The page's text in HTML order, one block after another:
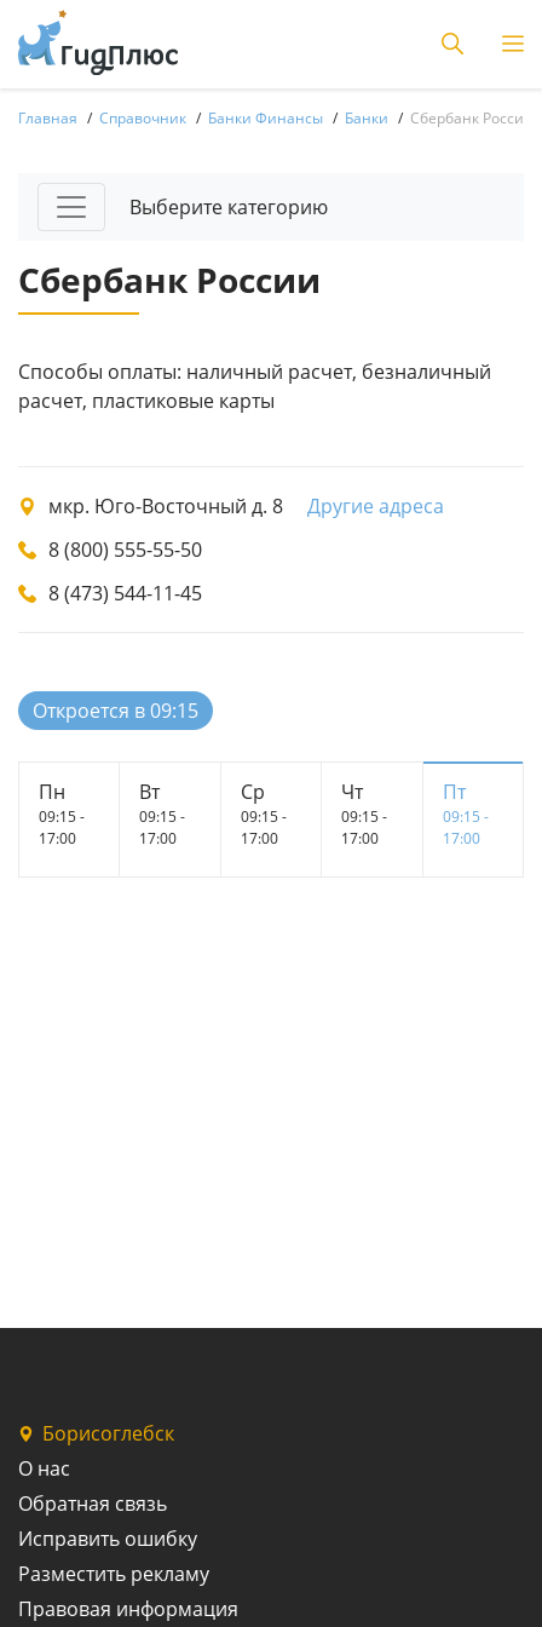
Главная Справочник Банки Финансы Банки Сбербанк России
Выберите категорию
Сбербанк России
Способы оплаты: наличный расчет, безналичный
расчет, пластиковые карты
мкр. Юго-Восточный д. 8
Другие адреса
8 (800) 555-55-50
8 (473) 544-11-45
Откроется в 09:15
Пн
09:15 -
17:00
Вт
09:15 -
17:00
Ср
09:15 -
17:00
Чт
09:15 -
17:00
Пт
09:15 -
17:00
Борисоглебск
О нас
Обратная связь
Исправить ошибку
Разместить рекламу
Правовая информация